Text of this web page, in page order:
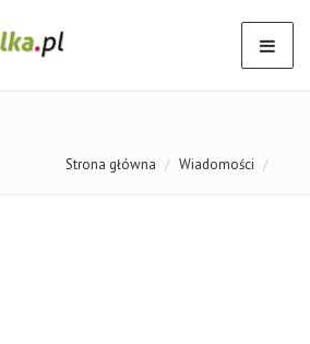
Strona główna Wiadomości